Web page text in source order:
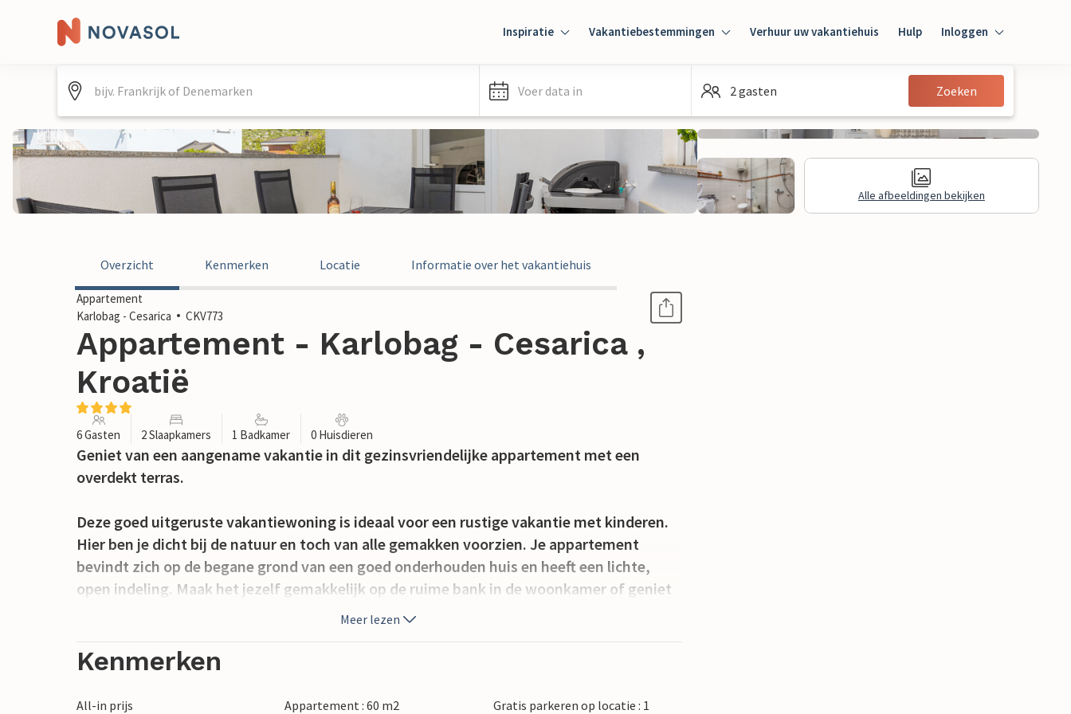
Inspiratie Vakantiebestemmingen Verhuur uw vakantiehuis Hulp Inloggen
Inloggen
Gast
Voer data in 2 gasten Zoeken
Alle afbeeldingen bekijken
Overzicht Kenmerken Locatie Informatie over het vakantiehuis
Appartement
Karlobag - Cesarica
CKV773
Appartement - Karlobag - Cesarica ,
Kroatië
6 Gasten 2 Slaapkamers 1 Badkamer 0 Huisdieren
Geniet van een aangename vakantie in dit gezinsvriendelijke appartement met een
overdekt terras.
Deze goed uitgeruste vakantiewoning is ideaal voor een rustige vakantie met kinderen.
Hier ben je dicht bij de natuur en toch van alle gemakken voorzien. Je appartement
bevindt zich op de begane grond van een goed onderhouden huis en heeft een lichte,
open indeling. Maak het jezelf gemakkelijk op de ruime bank in de woonkamer of geniet
samen van een maaltijd aan de aangrenzende eettafel. Bereid je favoriete gerechten in
grote eettafel met comfortabele stoelen en maak gezellig buiten een praatje. Barbecue
Meer lezen
Kenmerken
All-in prijs Appartement : 60 m2
Gratis parkeren op locatie : 1